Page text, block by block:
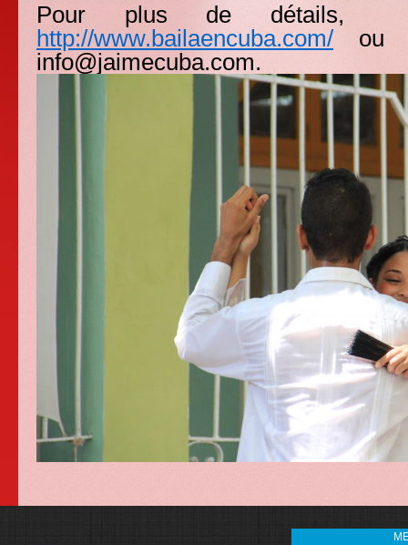
Pour plus de détails,
http://www.bailaencuba.com/ou
info@jaimecuba.com.